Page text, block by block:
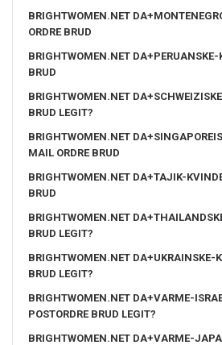
BRIGHTWOMEN.NET
ORDRE BRUD
BRIGHTWOMEN.NET DA+PERUANSKE-
BRUD
BRIGHTWOMEN.NET
BRUD LEGIT?
BRIGHTWOMEN.NET
MAIL ORDRE BRUD
BRIGHTWOMEN.NET DA+TAJIK-
BRUD
BRIGHTWOMEN.NET
BRUD LEGIT?
BRIGHTWOMEN.NET DA+UKRAINSKE-
BRUD LEGIT?
BRIGHTWOMEN.NET DA+VARME-
POSTORDRE BRUD LEGIT?
BRIGHTWOMEN.NET DA+VARME-